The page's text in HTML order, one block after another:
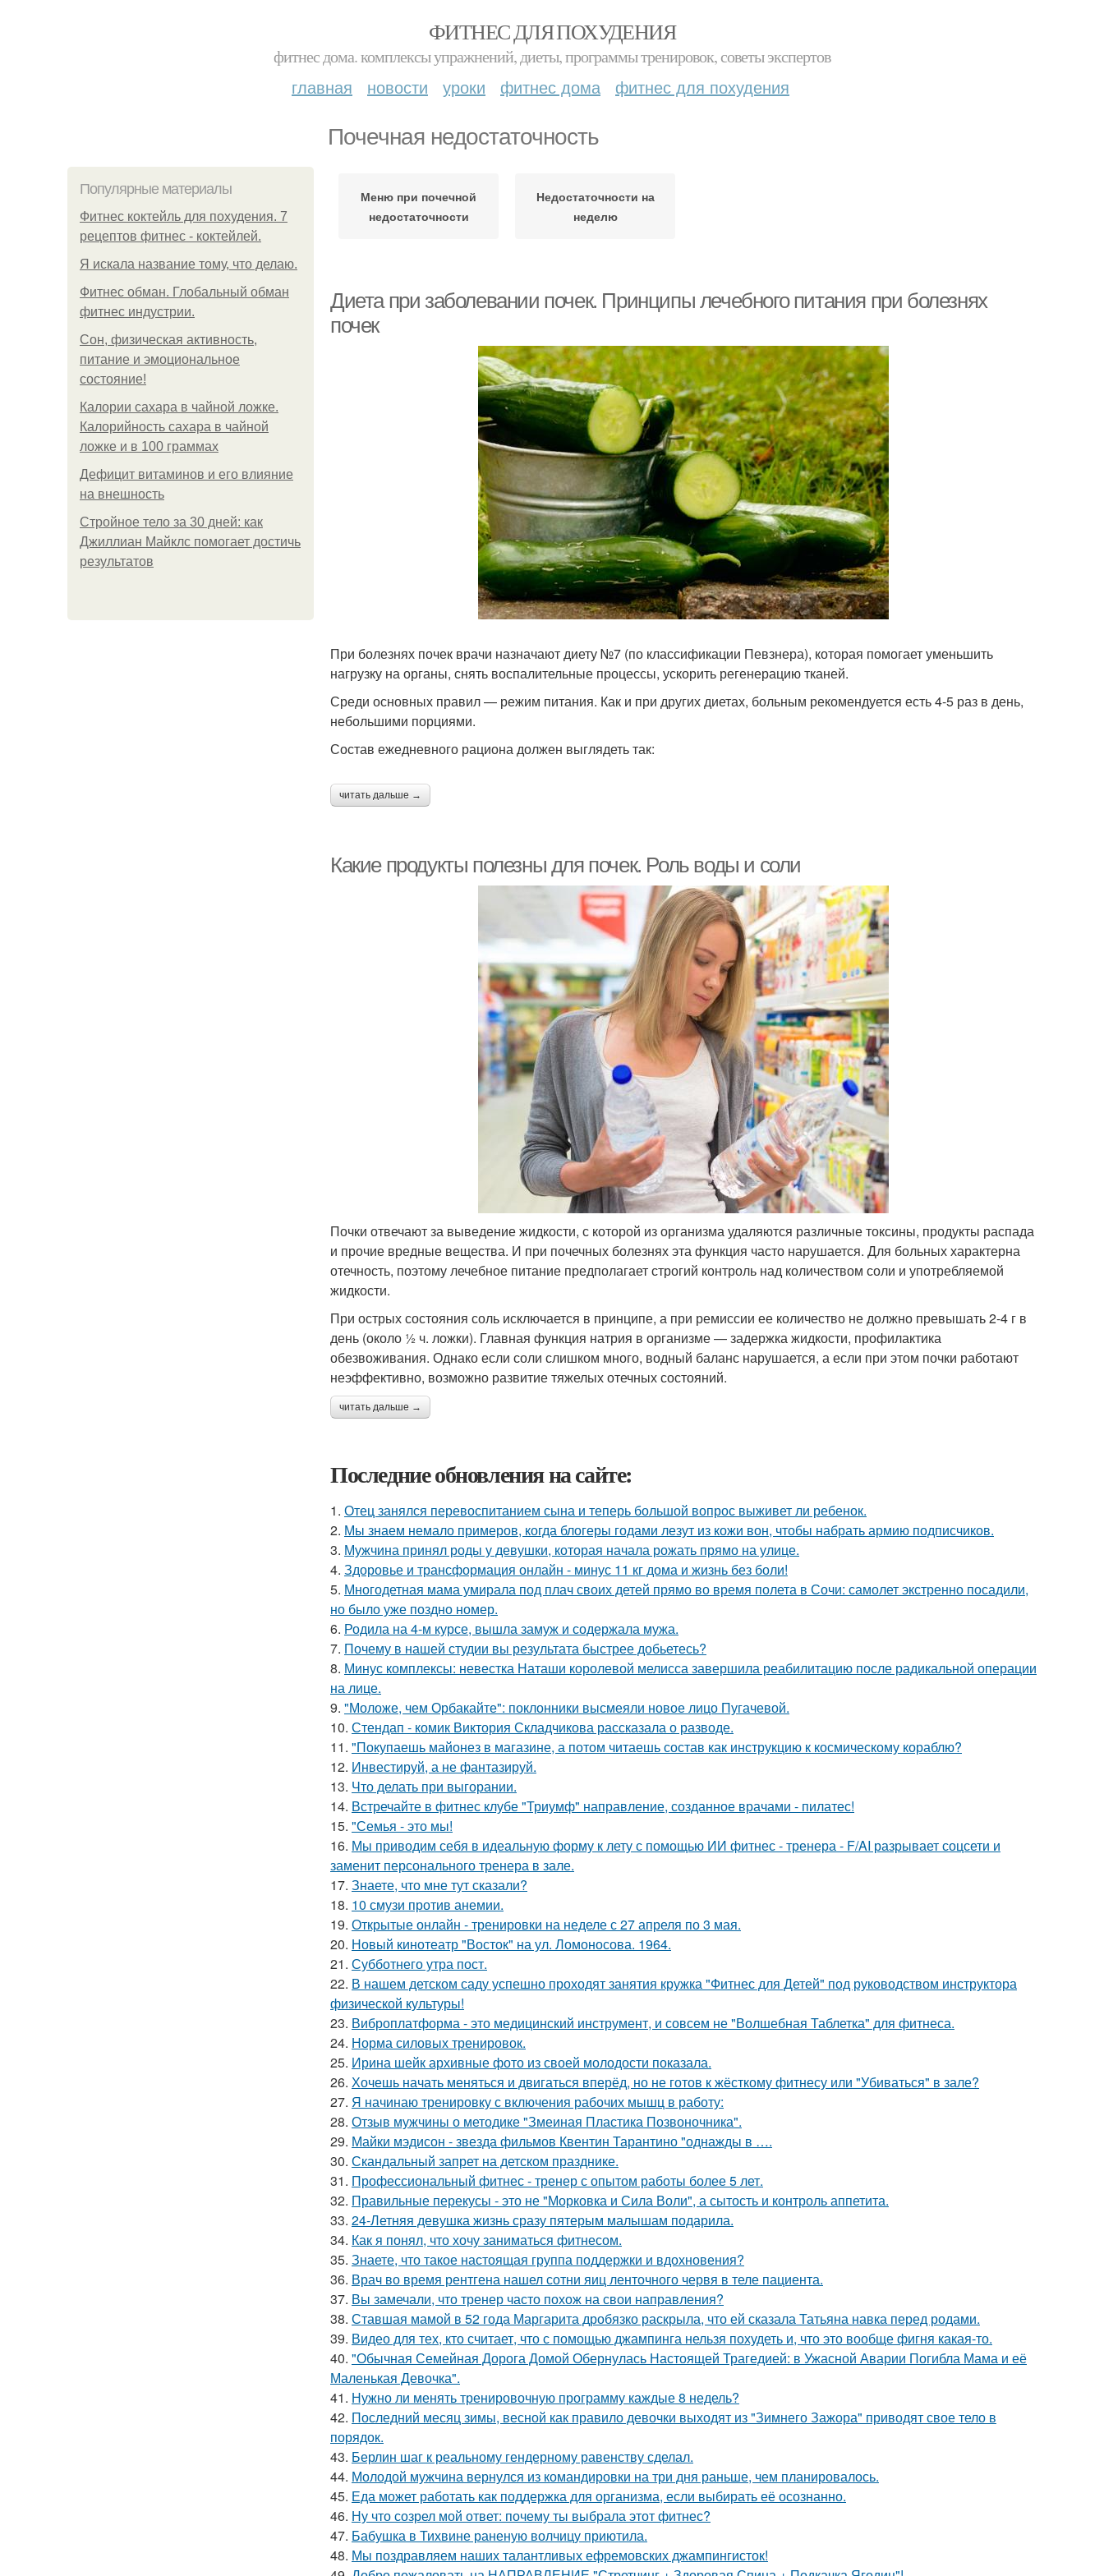
ФИТНЕС ДЛЯ ПОХУДЕНИЯ
фитнес дома. комплексы упражнений, диеты, программы тренировок, советы экспертов
главная новости уроки фитнес дома фитнес для похудения
Почечная недостаточность
Популярные материалы
Фитнес коктейль для похудения. 7
рецептов фитнес - коктейлей.
Я искала название тому, что делаю.
Фитнес обман. Глобальный обман
фитнес индустрии.
Сон, физическая активность,
питание и эмоциональное
состояние!
Калории сахара в чайной ложке.
Калорийность сахара в чайной
ложке и в 100 граммах
Дефицит витаминов и его влияние
на внешность
Стройное тело за 30 дней: как
Джиллиан Майклс помогает достичь
результатов
Меню при почечной
недостаточности
Недостаточности на
неделю
Диета при заболевании почек. Принципы лечебного питания при болезнях
почек
При болезнях почек врачи назначают диету №7 (по классификации Певзнера), которая помогает уменьшить
нагрузку на органы, снять воспалительные процессы, ускорить регенерацию тканей.
Среди основных правил — режим питания. Как и при других диетах, больным рекомендуется есть 4-5 раз в день,
небольшими порциями.
Состав ежедневного рациона должен выглядеть так:
читать дальше →
Какие продукты полезны для почек. Роль воды и соли
Почки отвечают за выведение жидкости, с которой из организма удаляются различные токсины, продукты распада
и прочие вредные вещества. И при почечных болезнях эта функция часто нарушается. Для больных характерна
отечность, поэтому лечебное питание предполагает строгий контроль над количеством соли и употребляемой
жидкости.
При острых состояния соль исключается в принципе, а при ремиссии ее количество не должно превышать 2-4 г в
день (около ½ ч. ложки). Главная функция натрия в организме — задержка жидкости, профилактика
обезвоживания. Однако если соли слишком много, водный баланс нарушается, а если при этом почки работают
неэффективно, возможно развитие тяжелых отечных состояний.
читать дальше →
Последние обновления на сайте:
1. Отец занялся перевоспитанием сына и теперь большой вопрос выживет ли ребенок.
2. Мы знаем немало примеров, когда блогеры годами лезут из кожи вон, чтобы набрать армию подписчиков.
3. Мужчина принял роды у девушки, которая начала рожать прямо на улице.
4. Здоровье и трансформация онлайн - минус 11 кг дома и жизнь без боли!
5. Многодетная мама умирала под плач своих детей прямо во время полета в Сочи: самолет экстренно посадили,
но было уже поздно номер.
6. Родила на 4-м курсе, вышла замуж и содержала мужа.
7. Почему в нашей студии вы результата быстрее добьетесь?
8. Минус комплексы: невестка Наташи королевой мелисса завершила реабилитацию после радикальной операции
на лице.
9. "Моложе, чем Орбакайте": поклонники высмеяли новое лицо Пугачевой.
10. Стендап - комик Виктория Складчикова рассказала о разводе.
11. "Покупаешь майонез в магазине, а потом читаешь состав как инструкцию к космическому кораблю?
12. Инвестируй, а не фантазируй.
13. Что делать при выгорании.
14. Встречайте в фитнес клубе "Триумф" направление, созданное врачами - пилатес!
15. "Семья - это мы!
16. Мы приводим себя в идеальную форму к лету с помощью ИИ фитнес - тренера - F/AI разрывает соцсети и
заменит персонального тренера в зале.
17. Знаете, что мне тут сказали?
18. 10 смузи против анемии.
19. Открытые онлайн - тренировки на неделе с 27 апреля по 3 мая.
20. Новый кинотеатр "Восток" на ул. Ломоносова. 1964.
21. Субботнего утра пост.
22. В нашем детском саду успешно проходят занятия кружка "Фитнес для Детей" под руководством инструктора
физической культуры!
23. Виброплатформа - это медицинский инструмент, и совсем не "Волшебная Таблетка" для фитнеса.
24. Норма силовых тренировок.
25. Ирина шейк архивные фото из своей молодости показала.
26. Хочешь начать меняться и двигаться вперёд, но не готов к жёсткому фитнесу или "Убиваться" в зале?
27. Я начинаю тренировку с включения рабочих мышц в работу:
28. Отзыв мужчины о методике "Змеиная Пластика Позвоночника".
29. Майки мэдисон - звезда фильмов Квентин Тарантино "однажды в ….
30. Скандальный запрет на детском празднике.
31. Профессиональный фитнес - тренер с опытом работы более 5 лет.
32. Правильные перекусы - это не "Морковка и Сила Воли", а сытость и контроль аппетита.
33. 24-Летняя девушка жизнь сразу пятерым малышам подарила.
34. Как я понял, что хочу заниматься фитнесом.
35. Знаете, что такое настоящая группа поддержки и вдохновения?
36. Врач во время рентгена нашел сотни яиц ленточного червя в теле пациента.
37. Вы замечали, что тренер часто похож на свои направления?
38. Ставшая мамой в 52 года Маргарита дробязко раскрыла, что ей сказала Татьяна навка перед родами.
39. Видео для тех, кто считает, что с помощью джампинга нельзя похудеть и, что это вообще фигня какая-то.
40. "Обычная Семейная Дорога Домой Обернулась Настоящей Трагедией: в Ужасной Аварии Погибла Мама и её
Маленькая Девочка".
41. Нужно ли менять тренировочную программу каждые 8 недель?
42. Последний месяц зимы, весной как правило девочки выходят из "Зимнего Зажора" приводят свое тело в
порядок.
43. Берлин шаг к реальному гендерному равенству сделал.
44. Молодой мужчина вернулся из командировки на три дня раньше, чем планировалось.
45. Еда может работать как поддержка для организма, если выбирать её осознанно.
46. Ну что созрел мой ответ: почему ты выбрала этот фитнес?
47. Бабушка в Тихвине раненую волчицу приютила.
48. Мы поздравляем наших талантливых ефремовских джампингисток!